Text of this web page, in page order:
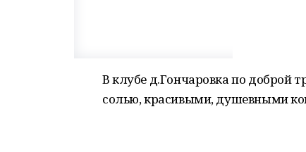
В клубе д.Гончаровка по доброй
солью, красивыми, душевными